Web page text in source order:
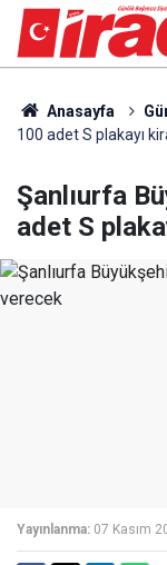
Anasayfa
100 adet S plakayı
Şanlıurfa
adet S
Yayınlanma: 07 Kasım